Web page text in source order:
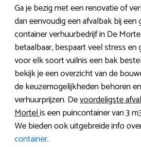
Ga je bezig met een renovatie of
dan eenvoudig een afvalbak bij een
container verhuurbedrijf in De
betaalbaar, bespaart veel stress
voor elk soort vuilnis een bak
bekijk je een overzicht van de
de keuzemogelijkheden behoren
verhuurprijzen. Devoordeligste
Mortelis een puincontainer van 3
We bieden ook uitgebreide info
container.